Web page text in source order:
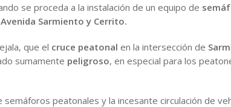
se proceda a la instalación de un equipo de
Avenida Sarmiento y Cerrito.
que el cruce peatonal en la intersección de
sumamente peligroso, en especial para los
semáforos peatonales y la incesante circulación de